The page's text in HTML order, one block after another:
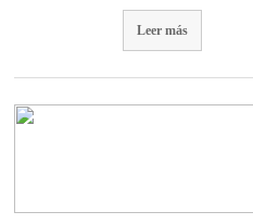
Leer más